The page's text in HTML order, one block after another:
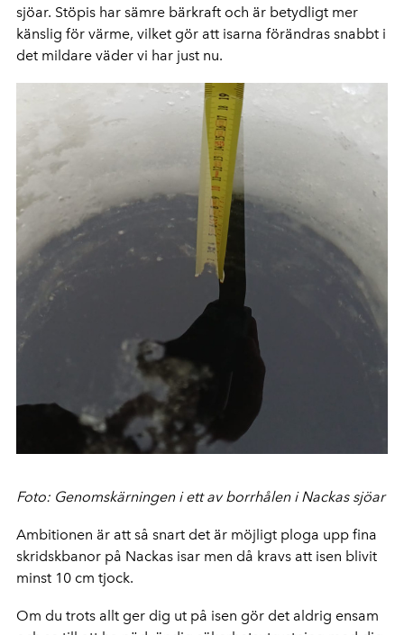
sjöar. Stöpis har sämre bärkraft och är betydligt mer
känslig för värme, vilket gör att isarna förändras snabbt i
det mildare väder vi har just nu.
Foto: Genomskärningen i ett av borrhålen i Nackas sjöar
Ambitionen är att så snart det är möjligt ploga upp fina
skridskbanor på Nackas isar men då kravs att isen blivit
minst 10 cm tjock.
Om du trots allt ger dig ut på isen gör det aldrig ensam